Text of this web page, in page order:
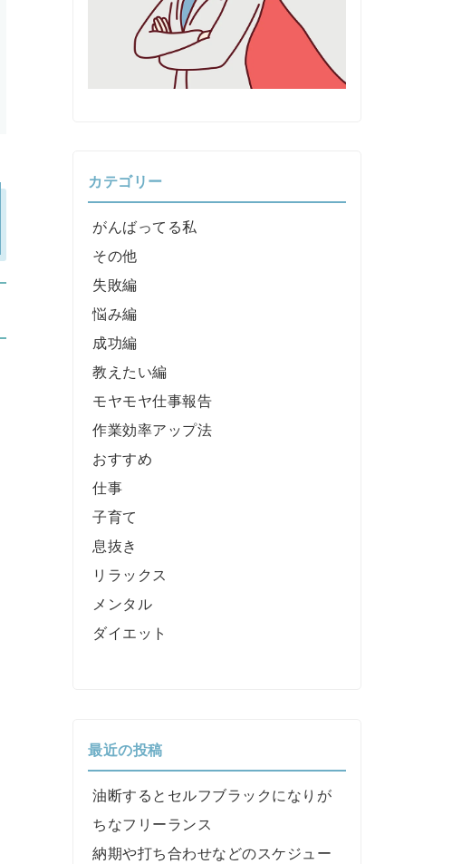
カテゴリー
がんばってる私
その他
失敗編
悩み編
成功編
教えたい編
モヤモヤ仕事報告
作業効率アップ法
おすすめ
仕事
子育て
息抜き
リラックス
メンタル
ダイエット
最近の投稿
油断するとセルフブラックになりが
ちなフリーランス
納期や打ち合わせなどのスケジュー